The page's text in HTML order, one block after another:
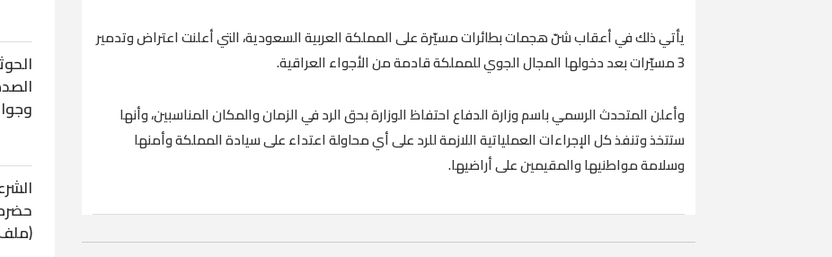
يأتي ذلك في أعقاب شنّ هجمات بطائرات مسيّرة على المملكة العربية السعودية، التي أعلنت اعتراض وتدمير
3 مسيّرات بعد دخولها المجال الجوي للمملكة قادمة من الأجواء العراقية.
وأعلن المتحدث الرسمي باسم وزارة الدفاع احتفاظ الوزارة بحق الرد في الزمان والمكان المناسبين، وأنها
ستتخذ وتنفذ كل الإجراءات العملياتية اللازمة للرد على أي محاولة اعتداء على سيادة المملكة وأمنها
وسلامة مواطنيها والمقيمين على أراضيها.